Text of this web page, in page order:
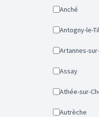
Anché
Antogny-le-
Artannes-
Assay
Athée-sur-
Autrèche